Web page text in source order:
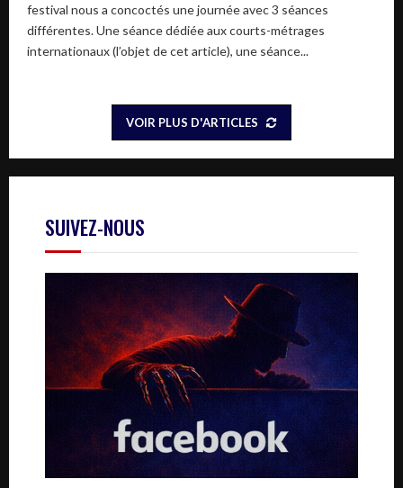
festival nous a concoctés une journée avec 3 séances
différentes. Une séance dédiée aux courts-métrages
internationaux (l’objet de cet article), une séance...
VOIR PLUS D'ARTICLES
SUIVEZ-NOUS